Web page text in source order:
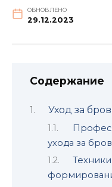
ОБНОВЛЕНО
29.12.2023
Содержание
Уход за
ухода за